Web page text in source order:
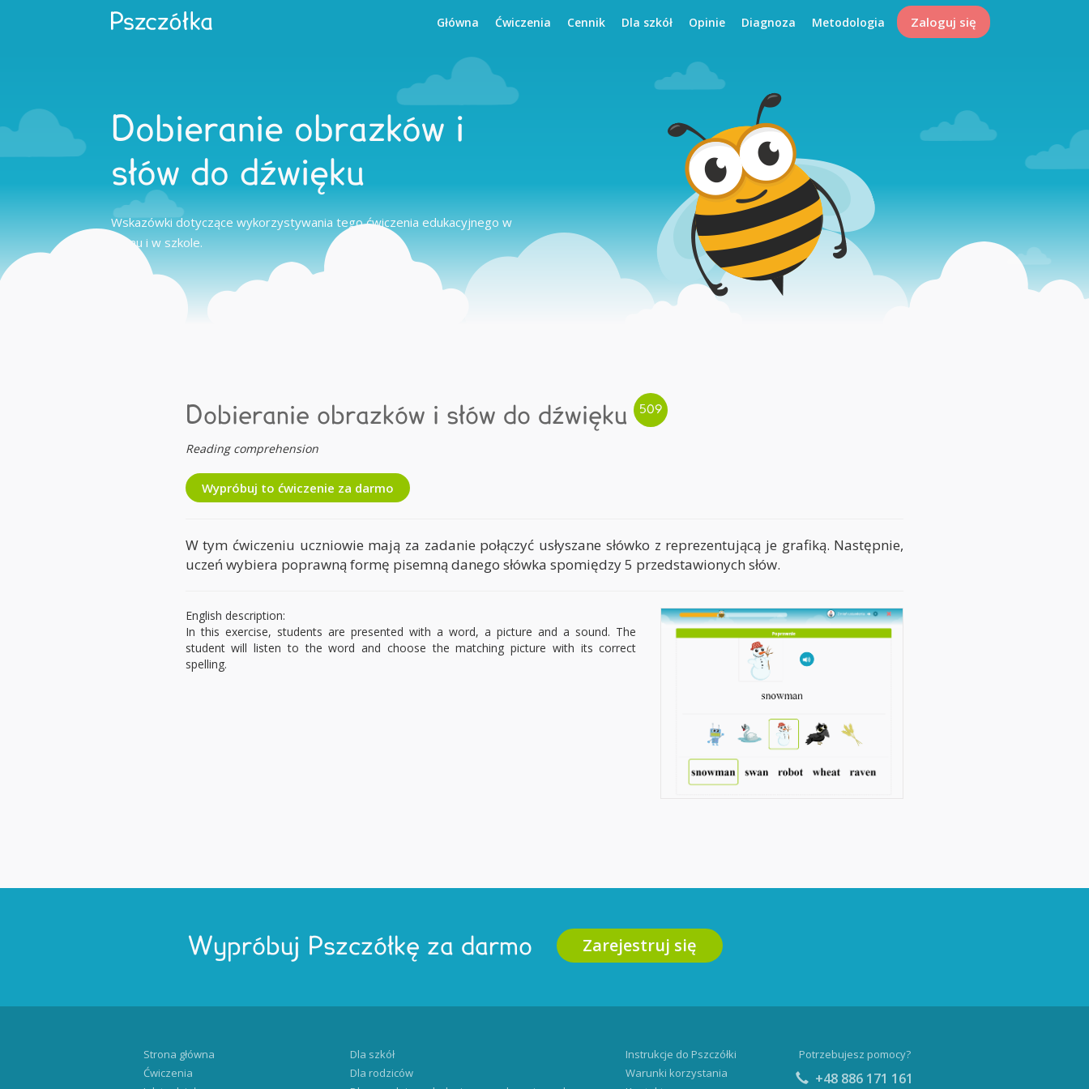
Główna Ćwiczenia Cennik Dla szkół Opinie Diagnoza Metodologia Zaloguj się
Dobieranie obrazków i
słów do dźwięku
Wskazówki dotyczące wykorzystywania tego ćwiczenia edukacyjnego w
domu i w szkole.
Dobieranie obrazków i słów do dźwięku
Reading comprehension
Wypróbuj to ćwiczenie za darmo
W tym ćwiczeniu uczniowie mają za zadanie połączyć usłyszane słówko z reprezentującą je grafiką. Następnie,
uczeń wybiera poprawną formę pisemną danego słówka spomiędzy 5 przedstawionych słów.
English description:
In this exercise, students are presented with a word, a picture and a sound. The
student will listen to the word and choose the matching picture with its correct
spelling.
Wypróbuj Pszczółkę za darmo Zarejestruj się
Strona główna
Ćwiczenia
Dla szkół
Dla rodziców
Instrukcje do Pszczółki
Warunki korzystania
Potrzebujesz pomocy?
+48 886 171 161